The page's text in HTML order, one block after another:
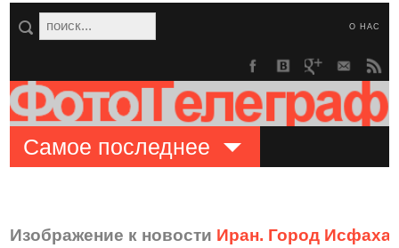
О НАС
Самое последнее
Изображение к новости Иран. Город